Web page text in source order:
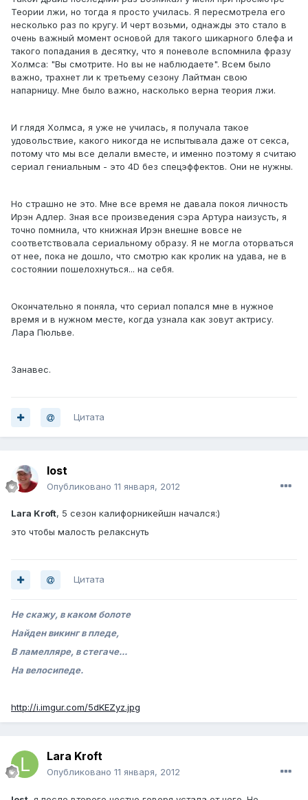
Теории лжи, но тогда я просто училась. Я пересмотрела его
несколько раз по кругу. И черт возьми, однажды это стало в
очень важный момент основой для такого шикарного блефа и
такого попадания в десятку, что я поневоле вспомнила фразу
Холмса: "Вы смотрите. Но вы не наблюдаете". Всем было
важно, трахнет ли к третьему сезону Лайтман свою
напарницу. Мне было важно, насколько верна теория лжи.
И глядя Холмса, я уже не училась, я получала такое
удовольствие, какого никогда не испытывала даже от секса,
потому что мы все делали вместе, и именно поэтому я считаю
сериал гениальным - это 4D без спецэффектов. Они не нужны.
Но страшно не это. Мне все время не давала покоя личность
Ирэн Адлер. Зная все произведения сэра Артура наизусть, я
точно помнила, что книжная Ирэн внешне вовсе не
соответствовала сериальному образу. Я не могла оторваться
от нее, пока не дошло, что смотрю как кролик на удава, не в
состоянии пошелохнуться... на себя.
Окончательно я поняла, что сериал попался мне в нужное
время и в нужном месте, когда узнала как зовут актрису.
Лара Пюльве.
Занавес.
Цитата
lost
Опубликовано 11 января, 2012
Lara Kroft, 5 сезон калифорникейшн начался:)
это чтобы малость релакснуть
Цитата
Не скажу, в каком болоте
Найден викинг в пледе,
В ламелляре, в стегаче...
На велосипеде.
http://i.imgur.com/5dKEZyz.jpg
Lara Kroft
Опубликовано 11 января, 2012